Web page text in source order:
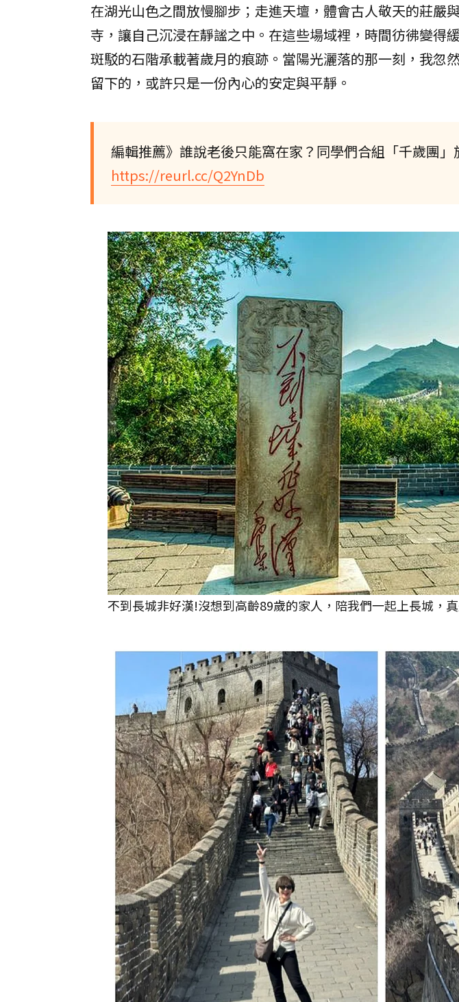
在湖光山色之間放慢腳步；走進天壇，體會古人敬天的莊嚴
寺，讓自己沉浸在靜謐之中。在這些場域裡，時間彷彿變得
斑駁的石階承載著歲月的痕跡。當陽光灑落的那一刻，我忽
留下的，或許只是一份內心的安定與平靜。
編輯推薦》誰說老後只能窩在家？同學們合組「千歲團」
https://reurl.cc/Q2YnDb
不到長城非好漢!沒想到高齡89歲的家人，陪我們一起上長城，